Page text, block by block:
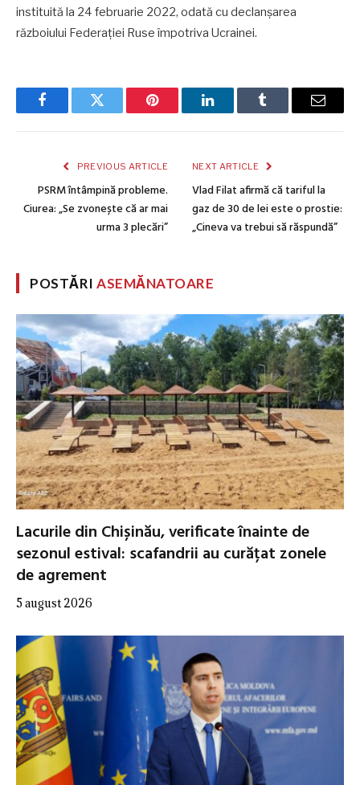
instituită la 24 februarie 2022, odată cu declanșarea
războiului Federației Ruse împotriva Ucrainei.
FacebookTwitter Pinterest LinkedInTumblr Email
PREVIOUS ARTICLE
PSRM întâmpină probleme.
Ciurea: „Se zvonește că ar mai
urma 3 plecări”
NEXT ARTICLE
Vlad Filat afirmă că tariful la
gaz de 30 de lei este o prostie:
„Cineva va trebui să răspundă”
POSTĂRIASEMĂNATOARE
Lacurile din Chișinău, verificate înainte de
sezonul estival: scafandrii au curățat zonele
de agrement
5 august 2026